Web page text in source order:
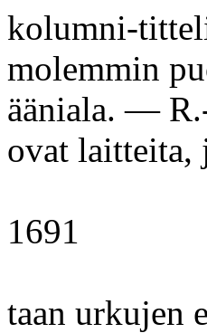
kolumni-
molemmin
ääniala. —
ovat laitteita,
1691
taan urkujen